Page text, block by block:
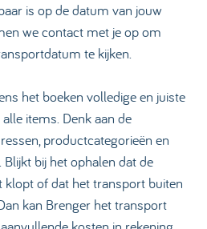
is op de datum van jouw
we contact met je op om
te kijken.
het boeken volledige en juiste
items. Denk aan de
productcategorieën en
bij het ophalen dat de
klopt of dat het transport buiten
kan Brenger het transport